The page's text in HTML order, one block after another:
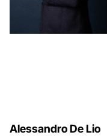
Alessandro De Lio